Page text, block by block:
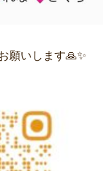
願いします🙏✨